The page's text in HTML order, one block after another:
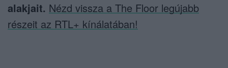
alakjait. Nézd vissza a The Floor legújabb
részeit az RTL+ kínálatában!